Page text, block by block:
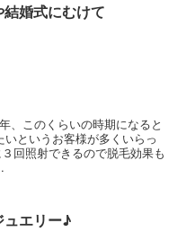
結婚式にむけて
、このくらいの時期になると
というお客様が多くいらっ
回照射できるので脱毛効果も
ュエリー♪